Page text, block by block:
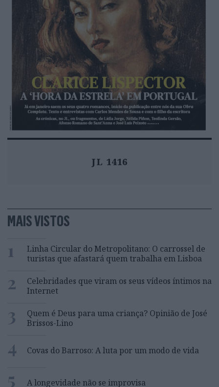
JL 1416
MAIS VISTOS
1
Linha Circular do Metropolitano: O carrossel de
turistas que afastará quem trabalha em Lisboa
2
Celebridades que viram os seus vídeos íntimos na
Internet
3
Quem é Deus para uma criança? Opinião de José
Brissos-Lino
4 Covas do Barroso: A luta por um modo de vida
5 A longevidade não se improvisa